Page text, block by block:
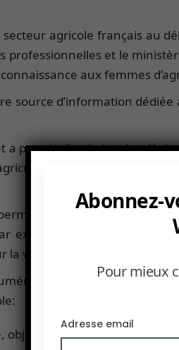
agricole français au
professionnelles et le
aux femmes
source d’information
a permis d’optimiser les
de précision a
aussi aux
exemple, les semenciers
variété et le dosage des
appelé AgriTech,
objets connectés ;
Abonnez-
Pour mieux
Adresse email